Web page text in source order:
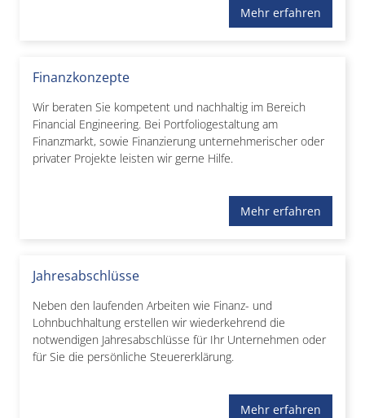
Mehr erfahren
Finanzkonzepte
Wir beraten Sie kompetent und nachhaltig im Bereich
Financial Engineering. Bei Portfoliogestaltung am
Finanzmarkt, sowie Finanzierung unternehmerischer oder
privater Projekte leisten wir gerne Hilfe.
Mehr erfahren
Jahresabschlüsse
Neben den laufenden Arbeiten wie Finanz- und
Lohnbuchhaltung erstellen wir wiederkehrend die
notwendigen Jahresabschlüsse für Ihr Unternehmen oder
für Sie die persönliche Steuererklärung.
Mehr erfahren